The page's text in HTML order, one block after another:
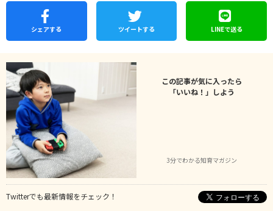
シェアする ツイートする LINEで送る
この記事が気に入ったら
「いいね！」しよう
3分でわかる知育マガジン
Twitterでも最新情報をチェック！